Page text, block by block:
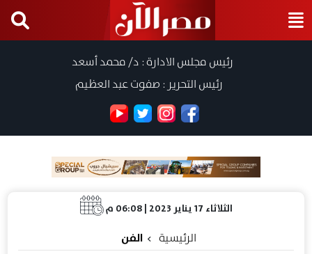
رئيس مجلس الادارة : د/ محمد أسعد
رئيس التحرير : صفوت عبد العظيم
الثلاثاء 17 يناير 2023 | 06:08 م
الرئيسية الفن